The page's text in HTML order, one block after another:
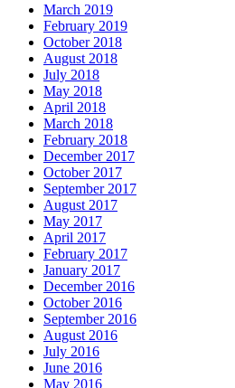
March 2019
February 2019
October 2018
August 2018
July 2018
May 2018
April 2018
March 2018
February 2018
December 2017
October 2017
September 2017
August 2017
May 2017
April 2017
February 2017
January 2017
December 2016
October 2016
September 2016
August 2016
July 2016
June 2016
May 2016